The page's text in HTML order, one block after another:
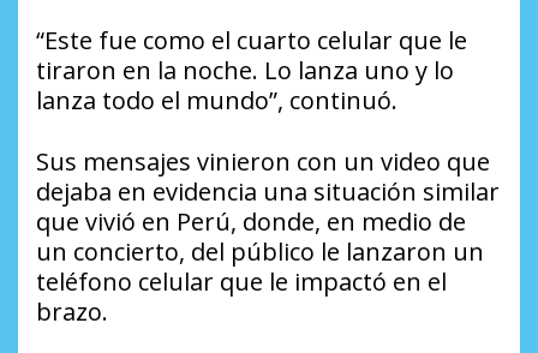
“Este fue como el cuarto celular que le
tiraron en la noche. Lo lanza uno y lo
lanza todo el mundo”, continuó.
Sus mensajes vinieron con un video que
dejaba en evidencia una situación similar
que vivió en Perú, donde, en medio de
un concierto, del público le lanzaron un
teléfono celular que le impactó en el
brazo.